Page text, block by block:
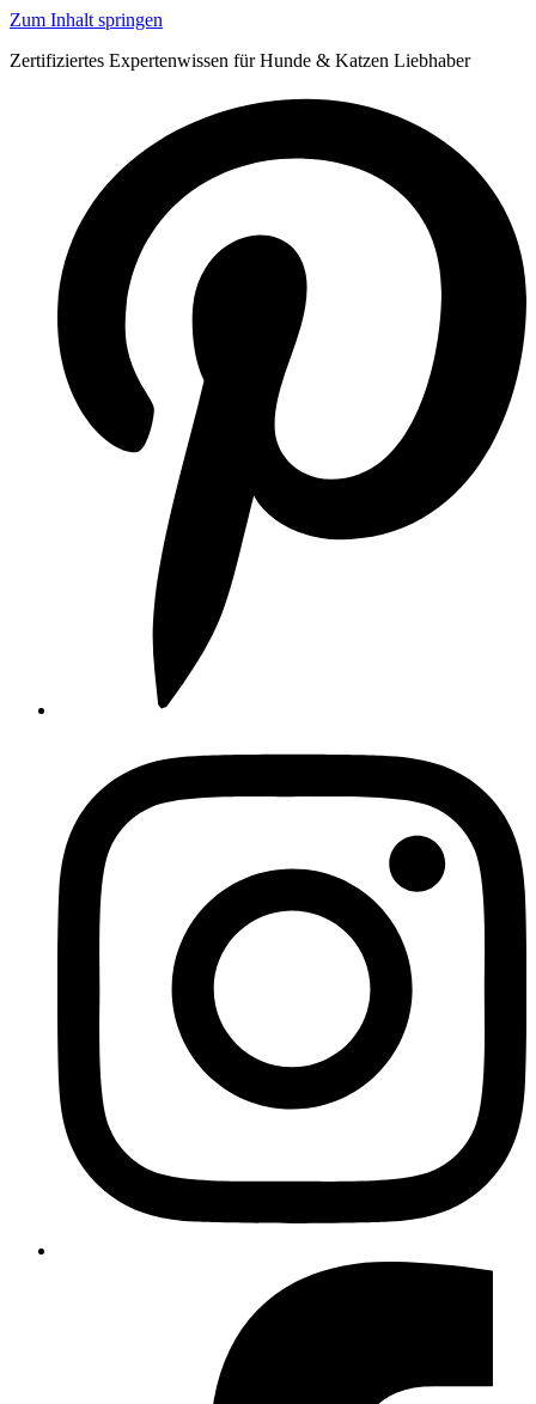
Zum Inhalt springen
Zertifiziertes Expertenwissen für Hunde & Katzen Liebhaber